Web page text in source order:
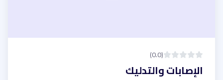
(0.0)
الإصابات والتدليك